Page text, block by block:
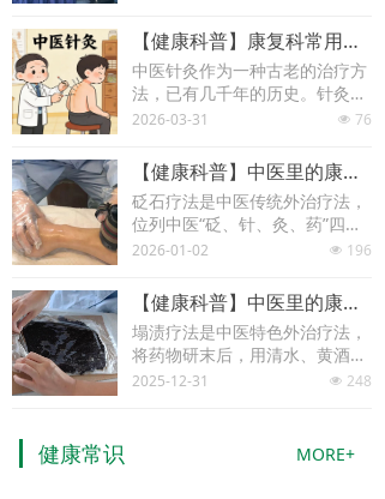
MORE+
【健康科普】康复科常用的针灸疗法，到底能治什么？
中医针灸作为一种古老的治疗方
法，已有几千年的历史。针灸通
过刺激人体特定的穴位，调节气
疗疾病、促进健康的目的。
넶 76
2026-03-31
【健康科普】中医里的康复疗法：带你揭秘砭石疗法
砭石疗法是中医传统外治疗法，
位列中医“砭、针、灸、药”四大
医术之首
넶 196
2026-01-02
【健康科普】中医里的康复疗法：塌渍疗法全解析
塌渍疗法是中医特色外治疗法，
将药物研末后，用清水、黄酒、
蜂蜜或凡士林等调成糊状，或直
넶 248
2025-12-31
健康常识